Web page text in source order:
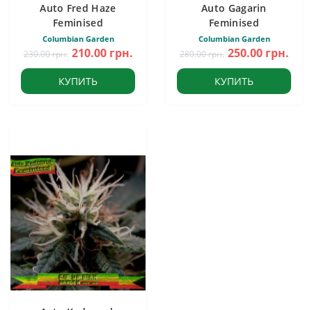
Auto Fred Haze
Feminised
Columbian Garden
230.00 грн. 210.00 грн.
КУПИТЬ
Auto Gagarin
Feminised
Columbian Garden
280.00 грн. 250.00 грн.
КУПИТЬ